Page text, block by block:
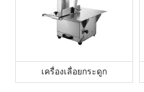
เครื่องเลื่อยกระดูก